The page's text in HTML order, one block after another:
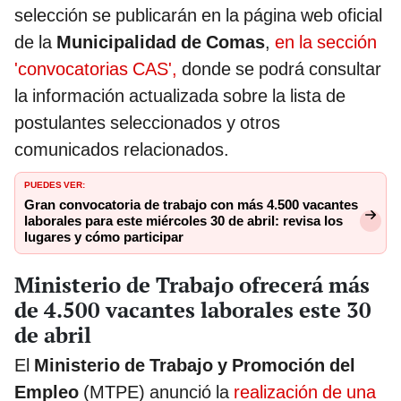
selección se publicarán en la página web oficial
de la Municipalidad de Comas, en la sección
'convocatorias CAS', donde se podrá consultar
la información actualizada sobre la lista de
postulantes seleccionados y otros
comunicados relacionados.
PUEDES VER:
Gran convocatoria de trabajo con más 4.500 vacantes
laborales para este miércoles 30 de abril: revisa los
lugares y cómo participar
Ministerio de Trabajo ofrecerá más
de 4.500 vacantes laborales este 30
de abril
El Ministerio de Trabajo y Promoción del
Empleo (MTPE) anunció la realización de una